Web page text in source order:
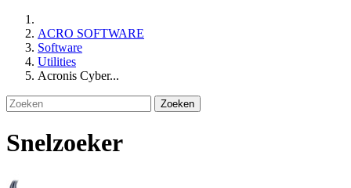
ACRO SOFTWARE
Software
Utilities
Acronis Cyber...
Zoeken
Snelzoeker